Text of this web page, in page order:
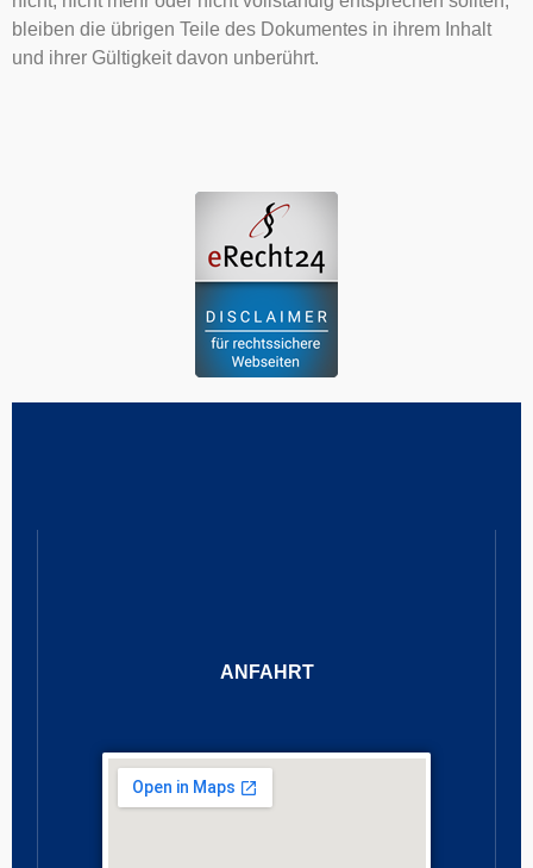
bleiben die übrigen Teile des Dokumentes in ihrem Inhalt
und ihrer Gültigkeit davon unberührt.
ANFAHRT